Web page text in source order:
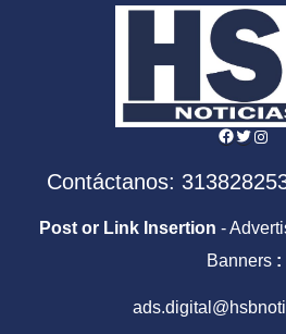
Facebook
Twitter
Contáctanos:
Post or Link Insertion -
Banners :